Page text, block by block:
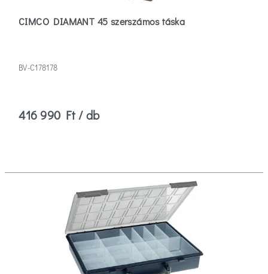
CIMCO DIAMANT 45 szerszámos táska
BV-C178178
416 990 Ft / db